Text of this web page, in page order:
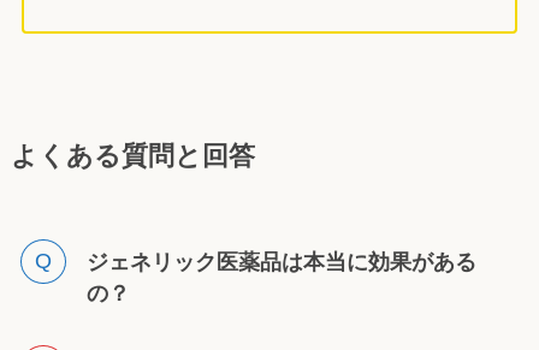
よくある質問と回答
ジェネリック医薬品は本当に効果がある
の？